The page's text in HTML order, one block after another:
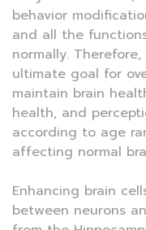
behavior
and all the
normally.
ultimate goal for
maintain brain
health, and
according to age
affecting normal
Enhancing brain
between neurons